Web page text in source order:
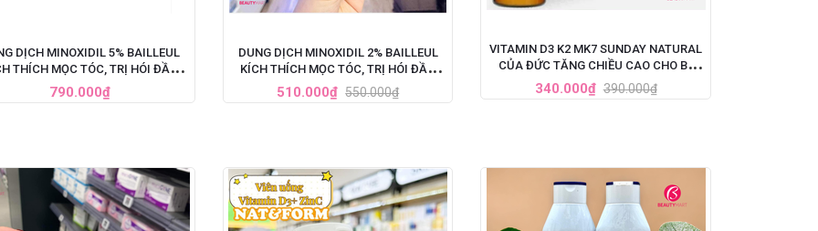
DỊCH MINOXIDIL 5% BAILLEUL
THÍCH MỌC TÓC, TRỊ HÓI ĐẦU
CHO NAM - SET 3 LỌ X 60ML
790.000₫
DUNG DỊCH MINOXIDIL 2% BAILLEUL
KÍCH THÍCH MỌC TÓC, TRỊ HÓI ĐẦU
(60ML)
510.000₫ 550.000₫
VITAMIN D3 K2 MK7 SUNDAY NATURAL
CỦA ĐỨC TĂNG CHIỀU CAO CHO BÉ
20ML
340.000₫ 390.000₫